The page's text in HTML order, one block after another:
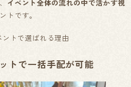
イベント全体の流れの中で活かす視
トです。
トで選ばれる理由
トで一括手配が可能